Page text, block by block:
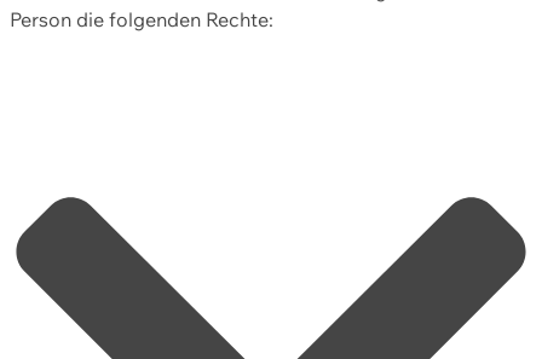
Person die folgenden Rechte: